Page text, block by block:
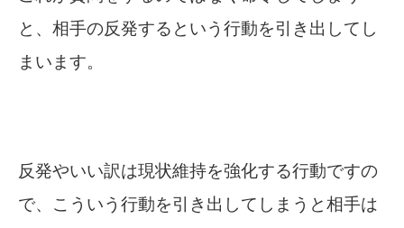
と、相手の反発するという行動を引き出してし
まいます。
反発やいい訳は現状維持を強化する行動ですの
で、こういう行動を引き出してしまうと相手は